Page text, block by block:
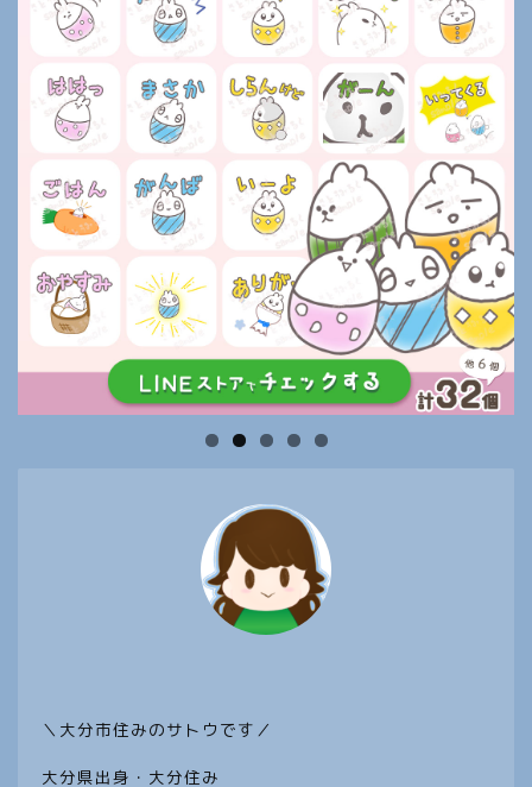
＼大分市住みのサトウです／
大分県出身・大分住み
子どもと遊びに行きたい 大